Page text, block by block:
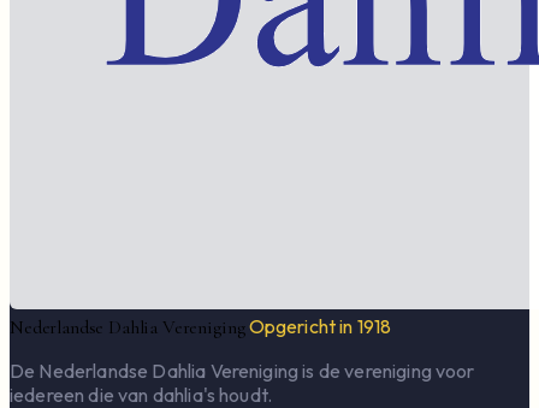
Nederlandse Dahlia VerenigingOpgericht in 1918
De Nederlandse Dahlia Vereniging is de vereniging voor
iedereen die van dahlia's houdt.